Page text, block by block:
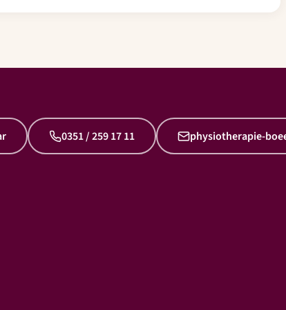
0351 / 259 17 11 physiotherapie-